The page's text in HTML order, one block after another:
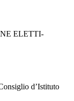
ELETTI-
d’Istituto